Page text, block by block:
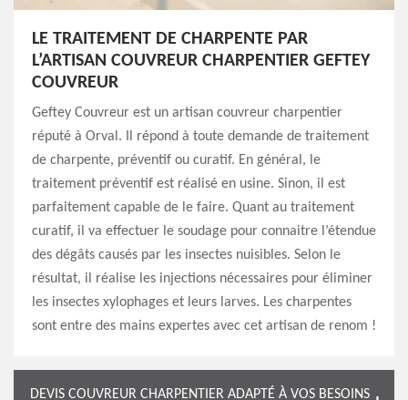
LE TRAITEMENT DE CHARPENTE PAR
L’ARTISAN COUVREUR CHARPENTIER GEFTEY
COUVREUR
Geftey Couvreur est un artisan couvreur charpentier
réputé à Orval. Il répond à toute demande de traitement
de charpente, préventif ou curatif. En général, le
traitement préventif est réalisé en usine. Sinon, il est
parfaitement capable de le faire. Quant au traitement
curatif, il va effectuer le soudage pour connaitre l’étendue
des dégâts causés par les insectes nuisibles. Selon le
résultat, il réalise les injections nécessaires pour éliminer
les insectes xylophages et leurs larves. Les charpentes
sont entre des mains expertes avec cet artisan de renom !
DEVIS COUVREUR CHARPENTIER ADAPTÉ À VOS BESOINS